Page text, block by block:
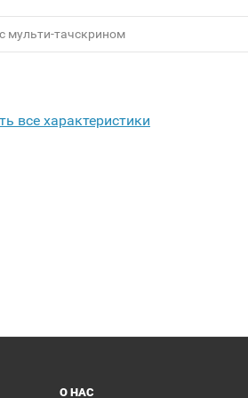
мульти-тачскрином
все характеристики
О НАС